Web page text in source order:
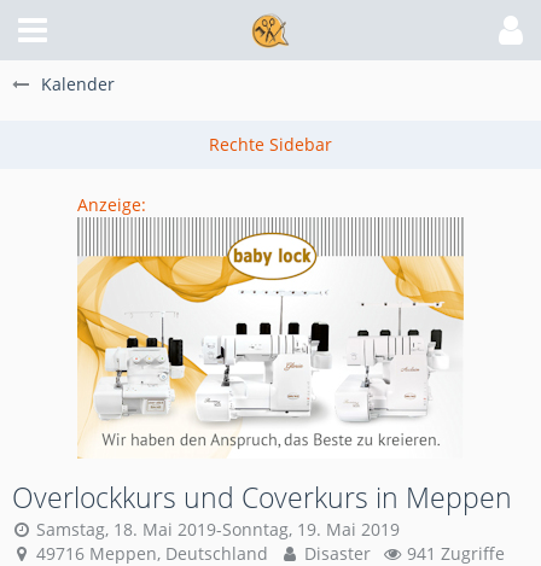
Kalender
Anzeige:
Overlockkurs und Coverkurs in Meppen
Samstag, 18. Mai 2019-Sonntag, 19. Mai 2019
49716 Meppen, Deutschland
Disaster 941 Zugriffe